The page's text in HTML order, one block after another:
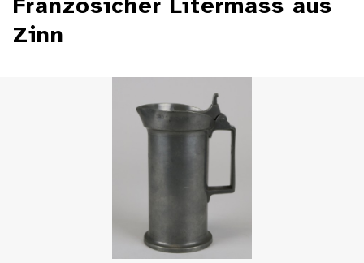
Französicher Litermass aus
Zinn